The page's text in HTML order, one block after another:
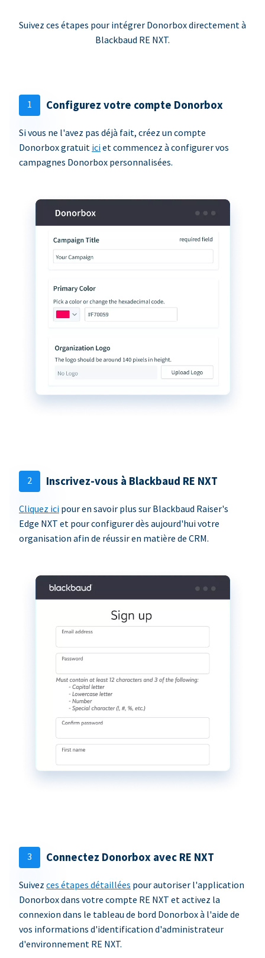
Suivez ces étapes pour intégrer Donorbox directement à
Blackbaud RE NXT.
1 Configurez votre compte Donorbox
Si vous ne l'avez pas déjà fait, créez un compte
Donorbox gratuit iciet commencez à configurer vos
campagnes Donorbox personnalisées.
2 Inscrivez-vous à Blackbaud RE NXT
Cliquez ici pour en savoir plus sur Blackbaud Raiser's
Edge NXT et pour configurer dès aujourd'hui votre
organisation afin de réussir en matière de CRM.
3 Connectez Donorbox avec RE NXT
Suivez ces étapes détaillées pour autoriser l'application
Donorbox dans votre compte RE NXT et activez la
connexion dans le tableau de bord Donorbox à l'aide de
vos informations d'identification d'administrateur
d'environnement RE NXT.